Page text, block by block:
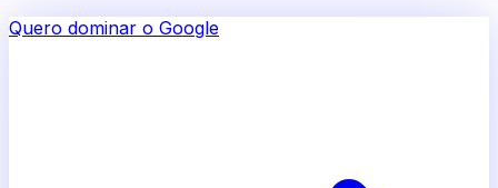
Quero dominar o Google